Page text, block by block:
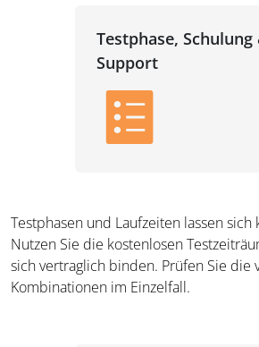
Testphase, Schulung
Support
Testphasen und Laufzeiten lassen
Nutzen Sie die kostenlosen
sich vertraglich binden. Prüfen Sie die
Kombinationen im Einzelfall.